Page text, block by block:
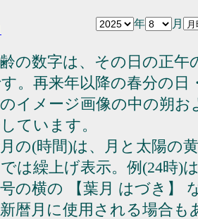
年 月
の数字は、その日の正午
。再来年以降の春分の日
イメージ画像の中の朔
ています。
の(時間)は、月と太陽の
は繰上げ表示。例(24時)
の横の 【葉月 はづき】
暦月に使用される場合も